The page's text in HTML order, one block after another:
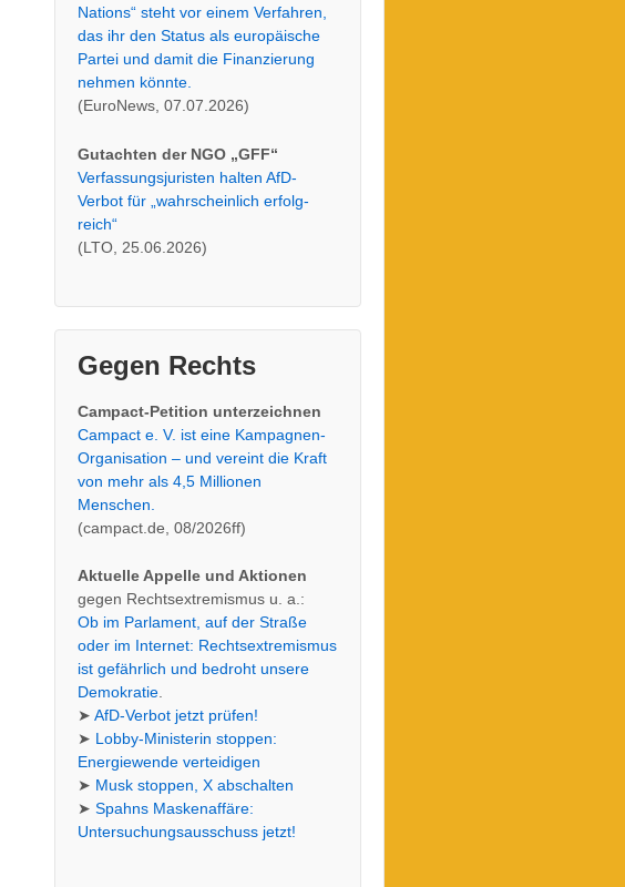
Nations“ steht vor einem Verfahren,
das ihr den Status als europäische
Partei und damit die Finanzierung
nehmen könnte.
(EuroNews, 07.07.2026)
Gutachten der NGO „GFF“
Ver­fas­sungs­ju­risten halten AfD-
Verbot für „wahr­schein­lich erfolg­
reich“
(LTO, 25.06.2026)
Gegen Rechts
Campact-Petition unterzeichnen
Campact e. V. ist eine Kampagnen-
Organisation – und vereint die Kraft
von mehr als 4,5 Millionen
Menschen.
(campact.de, 08/2026ff)
Aktuelle Appelle und Aktionen
gegen Rechtsextremismus u. a.:
Ob im Parlament, auf der Straße
oder im Internet: Rechtsextremismus
ist gefährlich und bedroht unsere
Demokratie.
➤ AfD-Verbot jetzt prüfen!
➤ Lobby-Ministerin stoppen:
Energiewende verteidigen
➤ Musk stoppen, X abschalten
➤ Spahns Maskenaffäre:
Untersuchungs­ausschuss jetzt!